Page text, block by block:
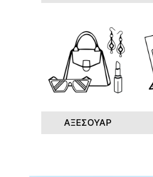
ΑΞΕΣΟΥΑΡ